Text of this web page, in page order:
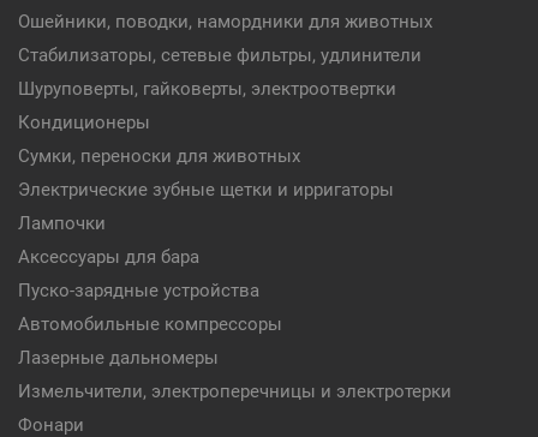
Ошейники, поводки, намордники для животных
Стабилизаторы, сетевые фильтры, удлинители
Шуруповерты, гайковерты, электроотвертки
Кондиционеры
Сумки, переноски для животных
Электрические зубные щетки и ирригаторы
Лампочки
Аксессуары для бара
Пуско-зарядные устройства
Автомобильные компрессоры
Лазерные дальномеры
Измельчители, электроперечницы и электротерки
Фонари